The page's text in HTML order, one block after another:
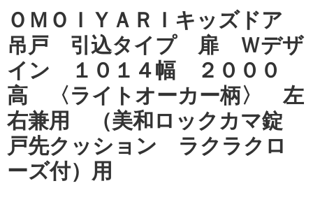
ＯＭＯＩＹＡＲＩキッズドア
吊戸 引込タイプ 扉 Ｗデザ
イン １０１４幅 ２０００
高 〈ライトオーカー柄〉 左
右兼用 （美和ロックカマ錠
戸先クッション ラクラクロ
ーズ付）用